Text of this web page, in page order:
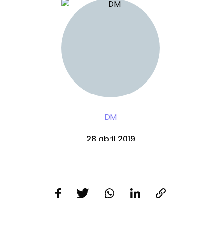
DM
28 abril 2019